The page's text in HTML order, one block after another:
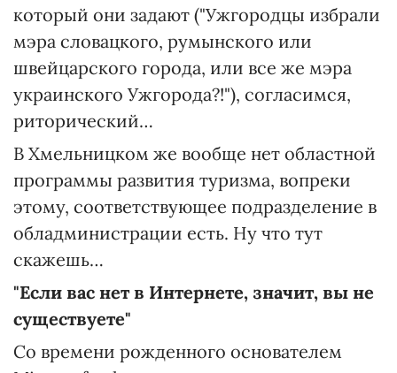
который они задают ("Ужгородцы избрали
мэра словацкого, румынского или
швейцарского города, или все же мэра
украинского Ужгорода?!"), согласимся,
риторический…
В Хмельницком же вообще нет областной
программы развития туризма, вопреки
этому, соответствующее подразделение в
обладминистрации есть. Ну что тут
скажешь…
"Если вас нет в Интернете, значит, вы не
существуете"
Со времени рожденного основателем